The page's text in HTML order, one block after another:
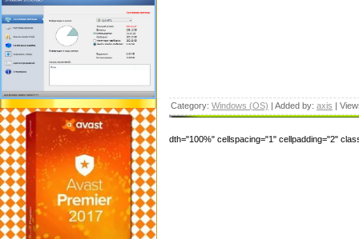
Category: Windows (OS) | Added by: axis |
dth="100%" cellspacing="1" cellpadding="2"